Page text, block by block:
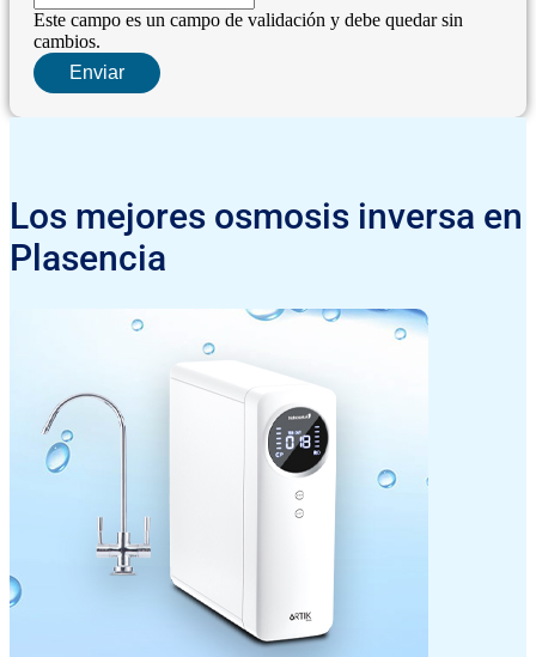
Este campo es un campo de validación y debe quedar sin
cambios.
Los mejores osmosis inversa en
Plasencia